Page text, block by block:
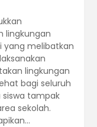
lingkungan
yang melibatkan
lingkungan
bagi seluruh
siswa tampak
sekolah.